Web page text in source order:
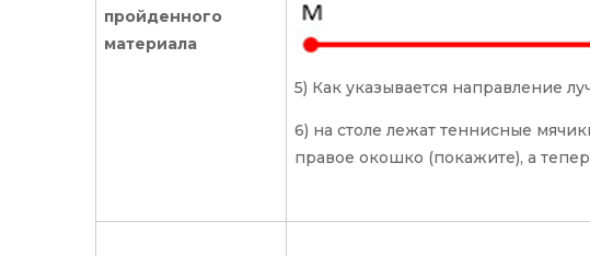
пройденного
материала
5) Как указывается направление
6) на столе лежат теннисные
правое окошко (покажите), а